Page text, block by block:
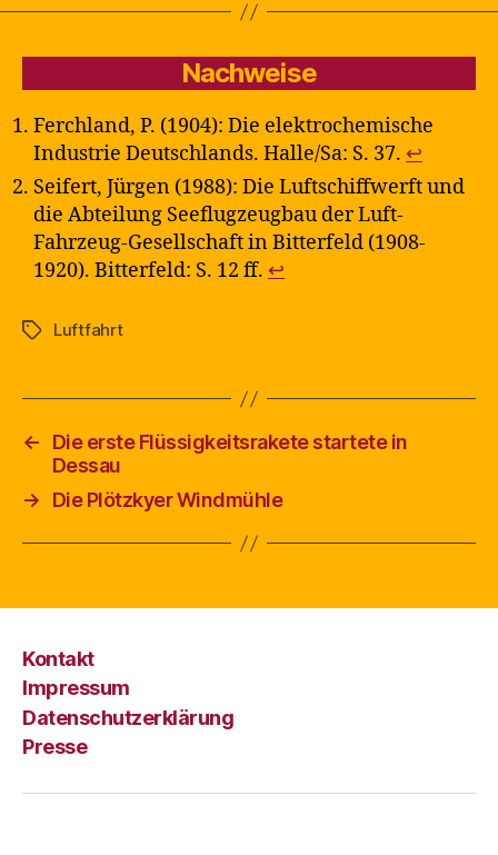
Nachweise
Ferchland, P. (1904): Die elektrochemische
Industrie Deutschlands. Halle/Sa: S. 37. ↩︎
Seifert, Jürgen (1988): Die Luftschiffwerft und
die Abteilung Seeflugzeugbau der Luft-
Fahrzeug-Gesellschaft in Bitterfeld (1908-
1920). Bitterfeld: S. 12 ff. ↩︎
Schlagwörter
Luftfahrt
←
Die erste Flüssigkeitsrakete startete in
Dessau
→
Die Plötzkyer Windmühle
Kontakt
Impressum
Datenschutzerklärung
Presse